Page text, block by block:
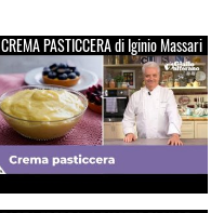
CREMA PASTICCERA di Iginio Massari